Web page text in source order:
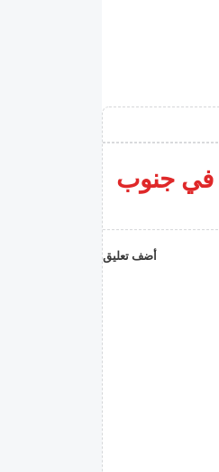
في جنوب
أضف تعليق